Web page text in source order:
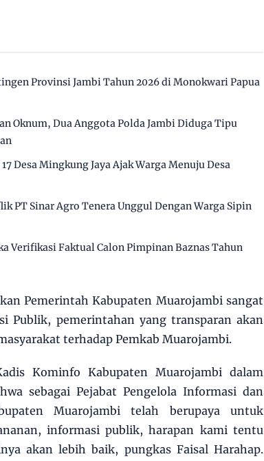
Provinsi Jambi Tahun 2026 di Monokwari Papua
Oknum, Dua Anggota Polda Jambi Diduga Tipu
Desa Mingkung Jaya Ajak Warga Menuju Desa
PT Sinar Agro Tenera Unggul Dengan Warga Sipin
Verifikasi Faktual Calon Pimpinan Baznas Tahun
Pemerintah Kabupaten Muarojambi sangat
Publik, pemerintahan yang transparan akan
terhadap Pemkab Muarojambi.
Kominfo Kabupaten Muarojambi dalam
sebagai Pejabat Pengelola Informasi dan
Muarojambi telah berupaya untuk
informasi publik, harapan kami tentu
akan lebih baik, pungkas Faisal Harahap.